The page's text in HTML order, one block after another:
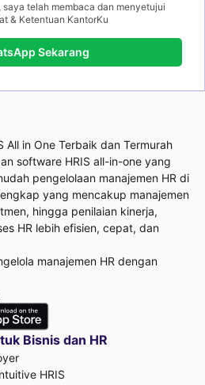
telah membaca dan menyetujui
& Ketentuan KantorKu
Sekarang
All in One Terbaik dan Termurah
software HRIS all-in-one yang
pengelolaan manajemen HR di
yang mencakup manajemen
hingga penilaian kinerja,
HR lebih efisien, cepat, dan
manajemen HR dengan
Bisnis dan HR
HRIS